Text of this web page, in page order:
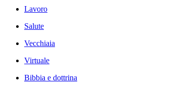
Lavoro
Salute
Vecchiaia
Virtuale
Bibbia e dottrina